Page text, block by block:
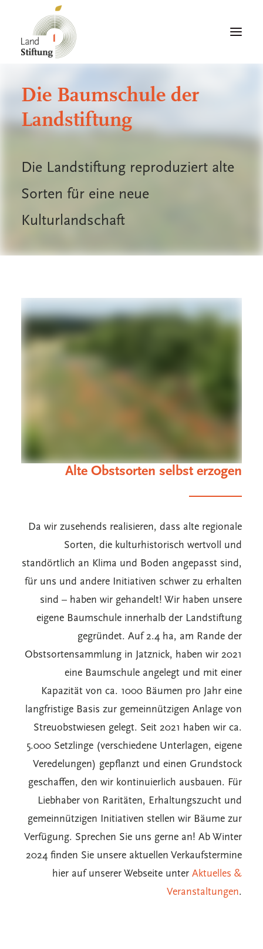
ÜBER DIE LANDSTIFTUNG
LANDSTIFTER*IN WERDEN
UNSERE MASSNAHMEN UND
UMSETZUNG
VERANSTALTUNGEN
DIE BAUMSCHULE DER
LANDSTIFTUNG
LANDSTIFTUNGS CIDRE
Die Baumschule der
Landstiftung
Die Landstiftung reproduziert alte
Sorten für eine neue
Kulturlandschaft
Alte Obstsorten selbst erzogen
Da wir zusehends realisieren, dass alte regionale
Sorten, die kulturhistorisch wertvoll und
standörtlich an Klima und Boden angepasst sind,
für uns und andere Initiativen schwer zu erhalten
sind – haben wir gehandelt! Wir haben unsere
eigene Baumschule innerhalb der Landstiftung
gegründet. Auf 2.4 ha, am Rande der
Obstsortensammlung in Jatznick, haben wir 2021
eine Baumschule angelegt und mit einer
Kapazität von ca. 1000 Bäumen pro Jahr eine
langfristige Basis zur gemeinnützigen Anlage von
Streuobstwiesen gelegt. Seit 2021 haben wir ca.
5.000 Setzlinge (verschiedene Unterlagen, eigene
Veredelungen) gepflanzt und einen Grundstock
geschaffen, den wir kontinuierlich ausbauen. Für
Liebhaber von Raritäten, Erhaltungszucht und
gemeinnützigen Initiativen stellen wir Bäume zur
Verfügung. Sprechen Sie uns gerne an! Ab Winter
2024 finden Sie unsere aktuellen Verkaufstermine
hier auf unserer Webseite unter Aktuelles &
Veranstaltungen.